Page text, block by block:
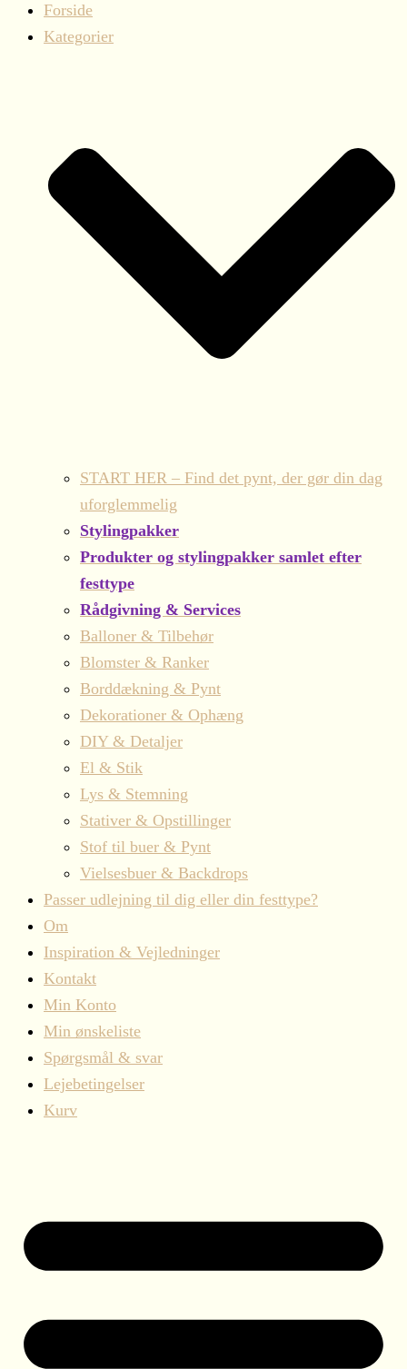
Forside
Kategorier
START HER – Find det pynt, der gør din dag
uforglemmelig
Stylingpakker
Produkter og stylingpakker samlet efter
festtype
Rådgivning & Services
Balloner & Tilbehør
Blomster & Ranker
Borddækning & Pynt
Dekorationer & Ophæng
DIY & Detaljer
El & Stik
Lys & Stemning
Stativer & Opstillinger
Stof til buer & Pynt
Vielsesbuer & Backdrops
Passer udlejning til dig eller din festtype?
Om
Inspiration & Vejledninger
Kontakt
Min Konto
Min ønskeliste
Spørgsmål & svar
Lejebetingelser
Kurv